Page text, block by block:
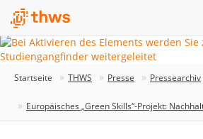
Startseite THWS Presse Pressearchiv
Europäisches „Green Skills“-Projekt: